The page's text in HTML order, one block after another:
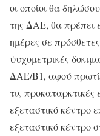
οι οποίοι θα
της ΔΑΕ, θα πρέπει
ημέρες σε
ψυχομετρικές
ΔΑΕ/Β1, αφού
τις προκαταρκτικές
εξεταστικό κέντρο
εξεταστικό κέντρο